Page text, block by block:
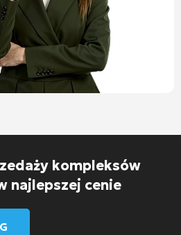
kompleksów
najlepszej cenie